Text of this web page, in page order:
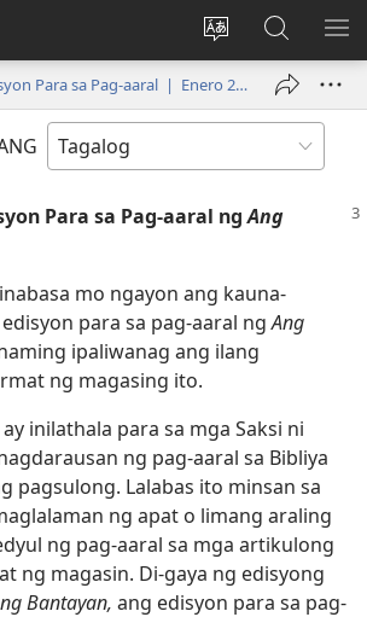
Baguhin
ang
ng
Mag-
log
bubukas
window)
sa
JW.ORG
Ang Bantayan—Edisyon Para sa Pag-aaral | Enero 2008
Para sa Pag-aaral ngAng
mo ngayon ang kauna-
para sa pag-aaral ngAng
ipaliwanag ang ilang
ng magasing ito.
inilathala para sa mga Saksi ni
ng pag-aaral sa Bibliya
pagsulong. Lalabas ito minsan sa
ng apat o limang araling
ng pag-aaral sa mga artikulong
ng magasin. Di-gaya ng edisyong
Bantayan, ang edisyon para sa pag-